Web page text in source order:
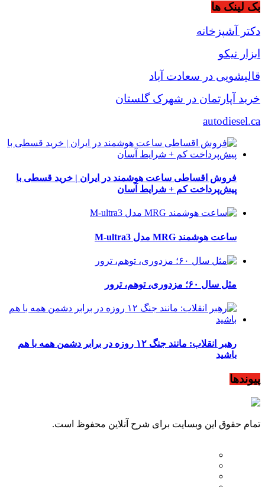
بک لینک ها
دکتر آشپزخانه
ابزار نیکو
قالیشویی در سعادت آباد
خرید آپارتمان در شهرک گلستان
autodiesel.ca
فروش اقساطی ساعت هوشمند در ایران | خرید قسطی با
پیش‌پرداخت کم + شرایط آسان
ساعت هوشمند MRG مدل M-ultra3
مثل سال ۶۰؛ مزدوری، توهم، ترور
رهبر انقلاب: مانند جنگ ۱۲ روزه در برابر دشمن همه با هم
باشید
پیوندها
تمام حقوق این وبسایت برای شرح آنلاین محفوظ است.